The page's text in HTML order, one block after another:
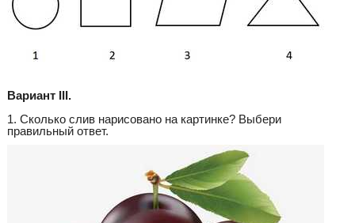
Вариант III.
1. Сколько слив нарисовано на картинке? Выбери
правильный ответ.